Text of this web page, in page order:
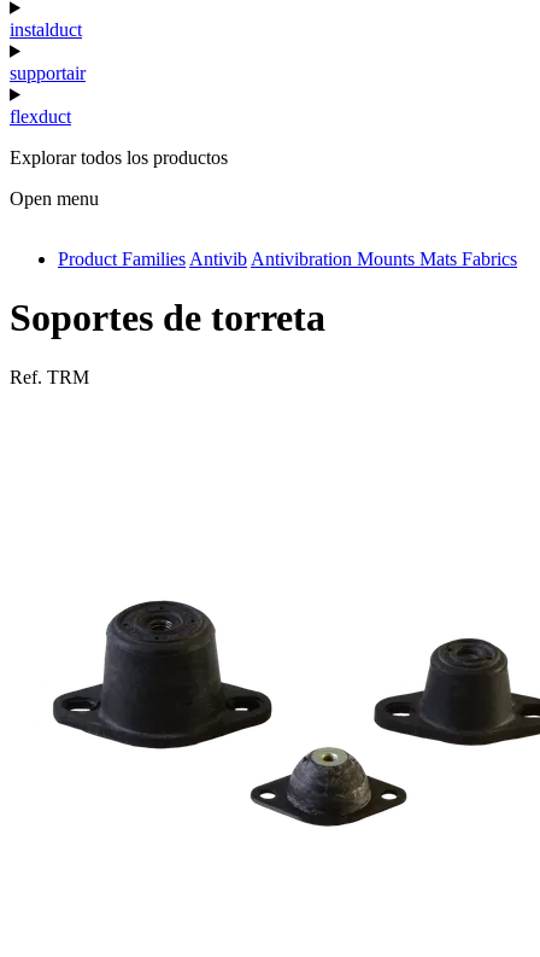
instalduct
supportair
flexduct
Explorar todos los productos
Open menu
antivib
Product Families Antivib Antivibration Mounts Mats Fabrics
Soportes de torreta
Ref. TRM